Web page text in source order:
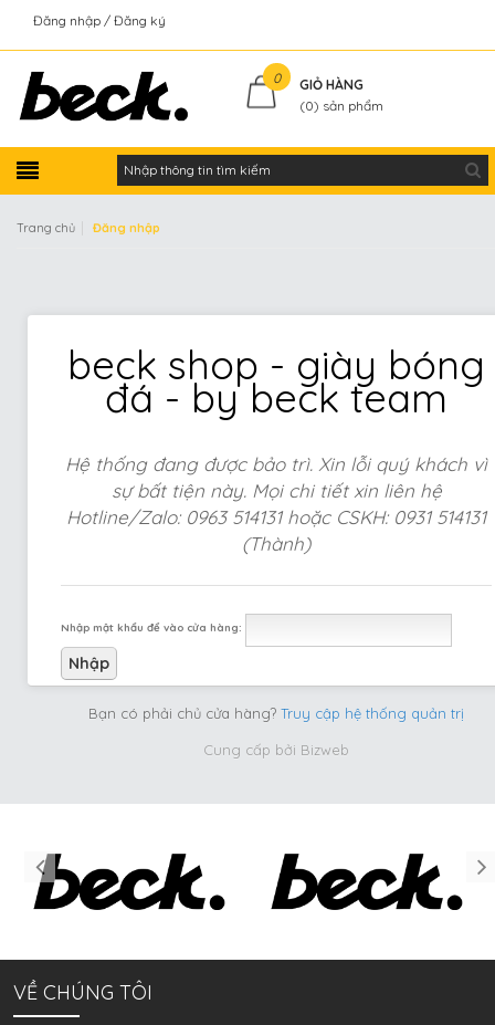
Đăng nhập Đăng ký
0
GIỎ HÀNG
(0) sản phẩm
Trang chủ Đăng nhập
beck shop - giày bóng
đá - by beck team
Hệ thống đang được bảo trì. Xin lỗi quý khách vì
sự bất tiện này. Mọi chi tiết xin liên hệ
Hotline/Zalo: 0963 514131 hoặc CSKH: 0931 514131
(Thành)
Nhập mật khẩu để vào cửa hàng:
Bạn có phải chủ cửa hàng? Truy cập hệ thống quản trị
Cung cấp bởi Bizweb
VỀ CHÚNG TÔI